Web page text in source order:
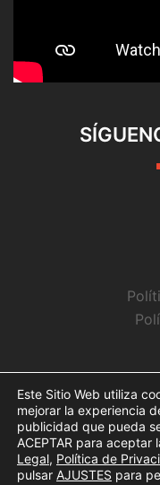
Este Sitio Web utiliza
mejorar la experiencia
publicidad que pueda
ACEPTAR para
Legal, Política de
pulsar AJUSTES para